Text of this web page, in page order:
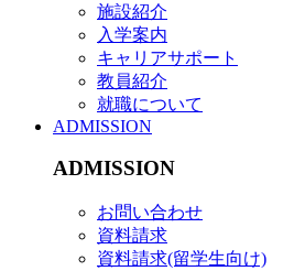
施設紹介
入学案内
キャリアサポート
教員紹介
就職について
ADMISSION
ADMISSION
お問い合わせ
資料請求
資料請求(留学生向け)